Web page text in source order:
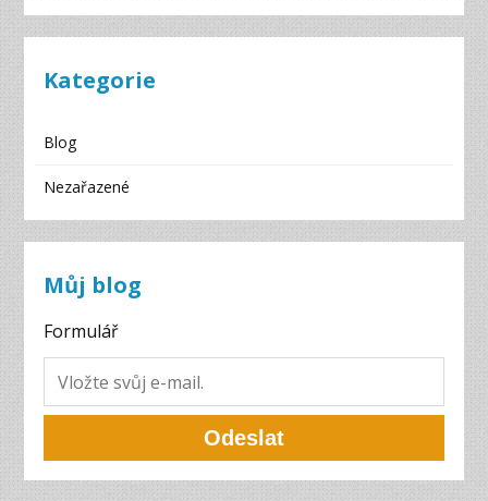
Kategorie
Blog
Nezařazené
Můj blog
Formulář
Odeslat